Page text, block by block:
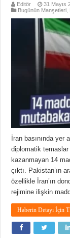
Editör
31 Mayıs
Bugünün Manşetleri
İran basınında
diplomatik temaslar
kazanmayan 14
çıktı. Pakistan’ın
özellikle İran’ın
rejimine ilişkin
Haberin Detayı İçin